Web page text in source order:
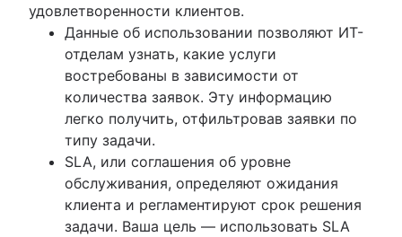
удовлетворенности клиентов.
Данные об использовании позволяют ИТ-
отделам узнать, какие услуги
востребованы в зависимости от
количества заявок. Эту информацию
легко получить, отфильтровав заявки по
типу задачи.
SLA, или соглашения об уровне
обслуживания, определяют ожидания
клиента и регламентируют срок решения
задачи. Ваша цель — использовать SLA